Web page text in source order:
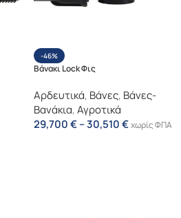
-46%
Βάνακι Lock Φις
Αρδευτικά, Βάνες, Βάνες-
Βανάκια,Αγροτικά
29,700€–30,510€χωρίς ΦΠΑ